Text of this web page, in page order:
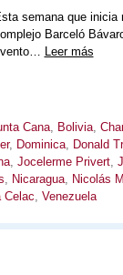
semana que inicia
Barceló
Leer más
Cana, Bolivia,
, Dominica, Donald
, Jocelerme Privert,
, Nicaragua, Nicolás
Celac, Venezuela